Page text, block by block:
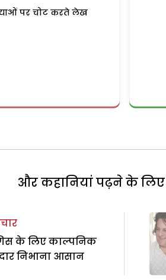
पर चोट करते लेख
और कहानियां पढ़ने के
के लिए काल्पनिक
निभाना आसान